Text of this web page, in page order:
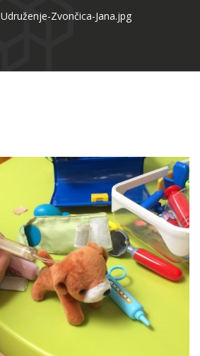
Udruženje-Zvončica-Jana.jpg